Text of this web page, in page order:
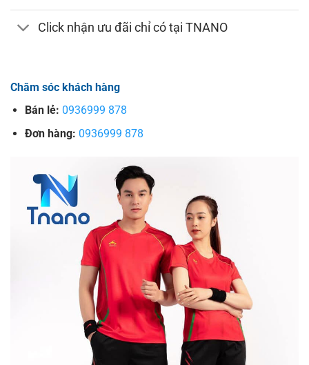
Click nhận ưu đãi chỉ có tại TNANO
Chăm sóc khách hàng
Bán lẻ: 0936999 878
Đơn hàng: 0936999 878